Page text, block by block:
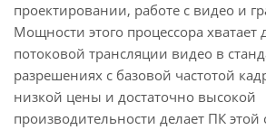
проектировании, работе с видео и
Мощности этого процессора хватает
потоковой трансляции видео в
разрешениях с базовой частотой
низкой цены и достаточно высокой
производительности делает ПК